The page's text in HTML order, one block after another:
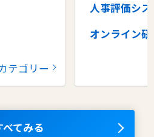
ール
トツール
テゴリー
人事評価シス
オンライン研
タレントマ
OKRツール
べてみる